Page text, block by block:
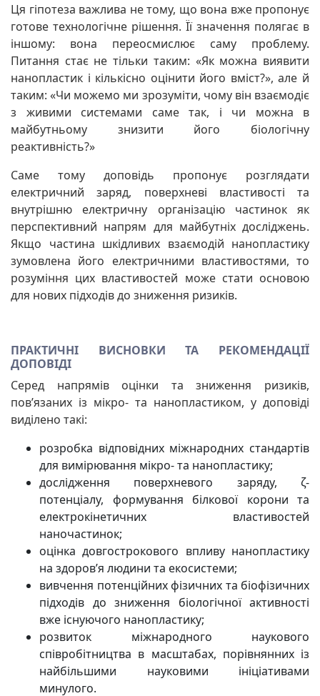
Ця гіпотеза важлива не тому, що вона вже пропонує
готове технологічне рішення. Її значення полягає в
іншому: вона переосмислює саму проблему.
Питання стає не тільки таким: «Як можна виявити
нанопластик і кількісно оцінити його вміст?», але й
таким: «Чи можемо ми зрозуміти, чому він взаємодіє
з живими системами саме так, і чи можна в
майбутньому знизити його біологічну
реактивність?»
Саме тому доповідь пропонує розглядати
електричний заряд, поверхневі властивості та
внутрішню електричну організацію частинок як
перспективний напрям для майбутніх досліджень.
Якщо частина шкідливих взаємодій нанопластику
зумовлена його електричними властивостями, то
розуміння цих властивостей може стати основою
для нових підходів до зниження ризиків.
ПРАКТИЧНІ ВИСНОВКИ ТА РЕКОМЕНДАЦІЇ
ДОПОВІДІ
Серед напрямів оцінки та зниження ризиків,
пов’язаних із мікро- та нанопластиком, у доповіді
виділено такі:
розробка відповідних міжнародних стандартів
для вимірювання мікро- та нанопластику;
дослідження поверхневого заряду, ζ-
потенціалу, формування білкової корони та
електрокінетичних властивостей
наночастинок;
оцінка довгострокового впливу нанопластику
на здоров’я людини та екосистеми;
вивчення потенційних фізичних та біофізичних
підходів до зниження біологічної активності
вже існуючого нанопластику;
розвиток міжнародного наукового
співробітництва в масштабах, порівнянних із
найбільшими науковими ініціативами
минулого.